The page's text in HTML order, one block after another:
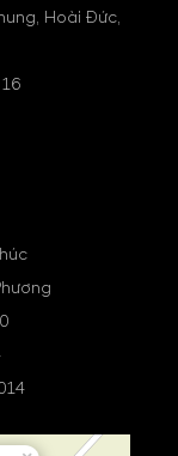
Hoài Đức,